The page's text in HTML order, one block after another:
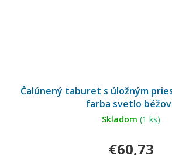
Čalúnený taburet s úložným
farba svetlo
Skladom (1 ks)
€60,73